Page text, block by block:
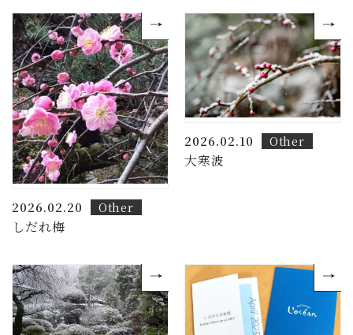
2026.02.20 Other
しだれ梅
2026.02.10 Other
大寒波